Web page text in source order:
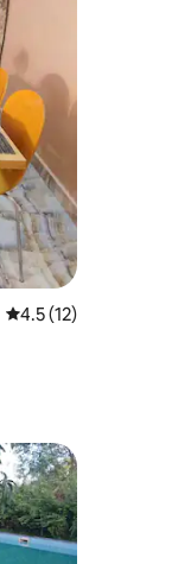
평점 4.5점(5점 만점
4.5 (12)